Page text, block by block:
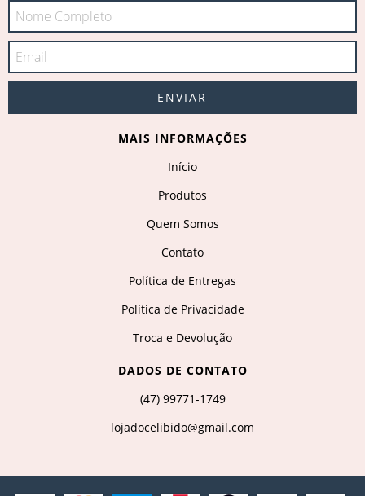
MAIS INFORMAÇÕES
Início
Produtos
Quem Somos
Contato
Política de Entregas
Política de Privacidade
Troca e Devolução
DADOS DE CONTATO
(47) 99771-1749
lojadocelibido@gmail.com